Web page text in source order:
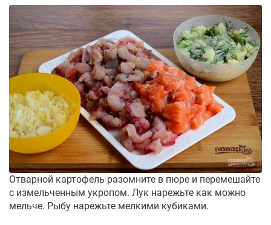
Отварной картофель разомните в пюре и перемешайте
с измельченным укропом. Лук нарежьте как можно
мельче. Рыбу нарежьте мелкими кубиками.